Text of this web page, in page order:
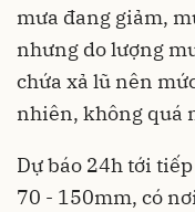
mưa đang giảm,
nhưng do lượng
chứa xả lũ nên
nhiên, không quá
Dự báo 24h tới
70 - 150mm, có